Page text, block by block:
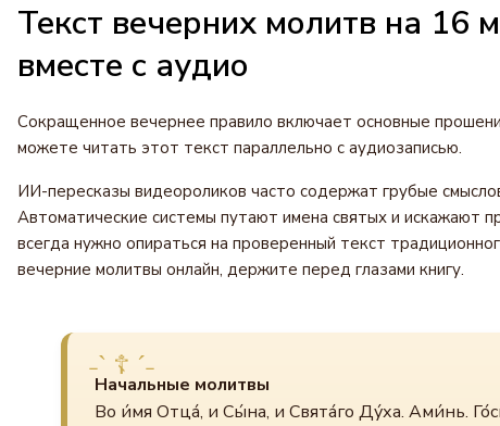
Текст вечерних молитв на 16
вместе с аудио
Сокращенное вечернее правило включает основные
можете читать этот текст параллельно с аудиозаписью.
ИИ-пересказы видеороликов часто содержат грубые
Автоматические системы путают имена святых и искажают
всегда нужно опираться на проверенный текст
вечерние молитвы онлайн, держите перед глазами книгу.
Начальные молитвы
Во и́мя Отца́, и Сы́на, и Свята́го Ду́ха. Ами́нь.